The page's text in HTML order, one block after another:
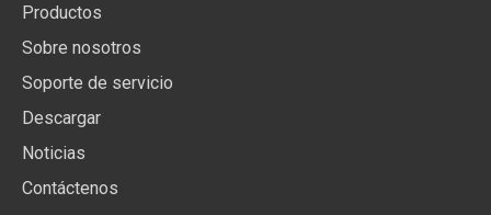
Productos
Sobre nosotros
Soporte de servicio
Descargar
Noticias
Contáctenos